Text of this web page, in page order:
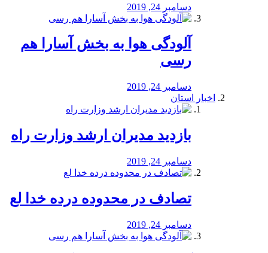
دسامبر 24, 2019
آلودگی هوا به بخش آسارا هم
رسی
دسامبر 24, 2019
اخبار استان
بازدید مدیران ارشد وزارت راه
دسامبر 24, 2019
تصادف در محدوده درده خدا لع
دسامبر 24, 2019